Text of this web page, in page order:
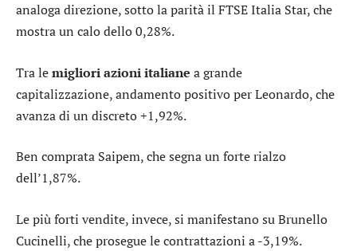
analoga direzione, sotto la parità il FTSE Italia Star, che
mostra un calo dello 0,28%.
Tra lemigliori azioni italiane a grande
capitalizzazione, andamento positivo perLeonardo, che
avanza di un discreto +1,92%.
Ben comprata Saipem, che segna un forte rialzo
dell’1,87%.
Le più forti vendite, invece, si manifestano suBrunello
Cucinelli, che prosegue le contrattazioni a -3,19%.